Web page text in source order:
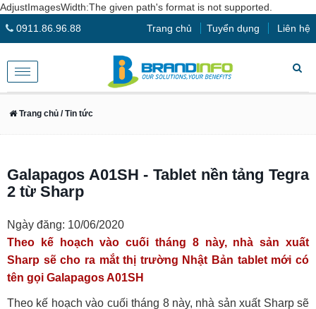
AdjustImagesWidth:The given path's format is not supported.
0911.86.96.88
Trang chủ Tuyển dụng Liên hệ
Toggle
navigation
Trang chủ / Tin tức
Galapagos A01SH - Tablet nền tảng Tegra
2 từ Sharp
Ngày đăng: 10/06/2020
Theo kế hoạch vào cuối tháng 8 này, nhà sản xuất
Sharp sẽ cho ra mắt thị trường Nhật Bản tablet mới có
tên gọi Galapagos A01SH
Theo kế hoạch vào cuối tháng 8 này, nhà sản xuất Sharp sẽ